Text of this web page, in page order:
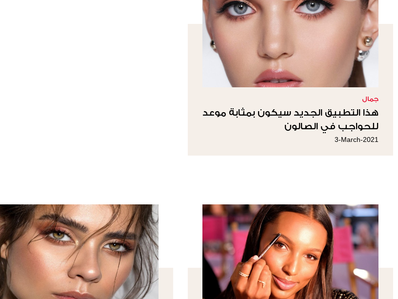
جمال
هذا التطبيق الجديد سيكون بمثابة موعد
للحواجب في الصالون
3-March-2021